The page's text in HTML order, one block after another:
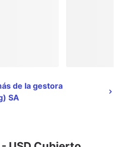
de la gestora
SA